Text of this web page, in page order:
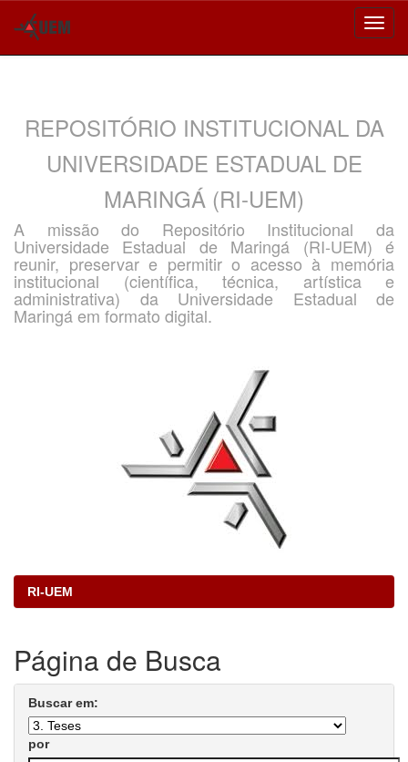
REPOSITÓRIO INSTITUCIONAL DA
UNIVERSIDADE ESTADUAL DE
MARINGÁ (RI-UEM)
A missão do Repositório Institucional da
Universidade Estadual de Maringá (RI-UEM) é
reunir, preservar e permitir o acesso à memória
institucional (científica, técnica, artística e
administrativa) da Universidade Estadual de
Maringá em formato digital.
RI-UEM
Página de Busca
Buscar em:
por